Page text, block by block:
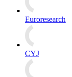
Euroresearch
CYJ